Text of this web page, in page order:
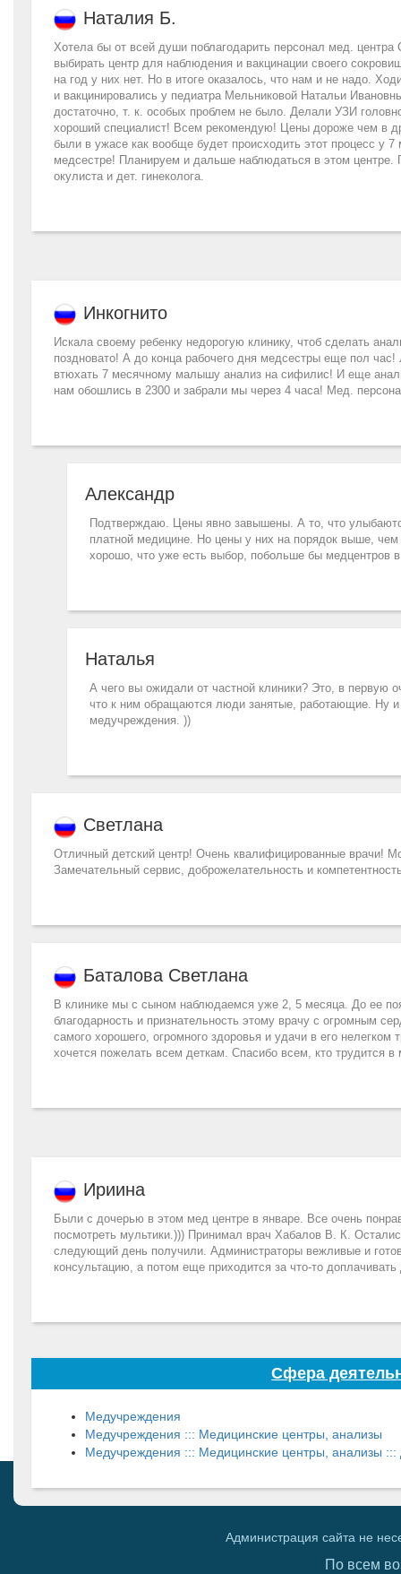
Наталия Б.
Хотела бы от всей души поблагодарить персонал мед.
выбирать центр для наблюдения и вакцинации своего
на год у них нет. Но в итоге оказалось, что нам и не надо.
и вакцинировались у педиатра Мельниковой Натальи
достаточно, т. к. особых проблем не было. Делали УЗИ
хороший специалист! Всем рекомендую! Цены дороже чем в
были в ужасе как вообще будет происходить этот процесс у
медсестре! Планируем и дальше наблюдаться в этом
окулиста и дет. гинеколога.
Инкогнито
Искала своему ребенку недорогую клинику, чтоб сделать
поздновато! А до конца рабочего дня медсестры еще пол
втюхать 7 месячному малышу анализ на сифилис! И еще
нам обошлись в 2300 и забрали мы через 4 часа! Мед.
Александр
Подтверждаю. Цены явно завышены. А то, что
платной медицине. Но цены у них на порядок выше,
хорошо, что уже есть выбор, побольше бы медцентров
Наталья
А чего вы ожидали от частной клиники? Это, в первую
что к ним обращаются люди занятые, работающие. Ну и
медучреждения. ))
Светлана
Отличный детский центр! Очень квалифицированные врачи!
Замечательный сервис, доброжелательность и
Баталова Светлана
В клинике мы с сыном наблюдаемся уже 2, 5 месяца. До ее
благодарность и признательность этому врачу с огромным
самого хорошего, огромного здоровья и удачи в его
хочется пожелать всем деткам. Спасибо всем, кто трудится в
Ириина
Были с дочерью в этом мед центре в январе. Все очень
посмотреть мультики.))) Принимал врач Хабалов В. К.
следующий день получили. Администраторы вежливые и
консультацию, а потом еще приходится за что-то
Сфера
Медучреждения
Медучреждения ::: Медицинские центры, анализы
Медучреждения ::: Медицинские центры, анализы :::
Администрация сайта не
По всем